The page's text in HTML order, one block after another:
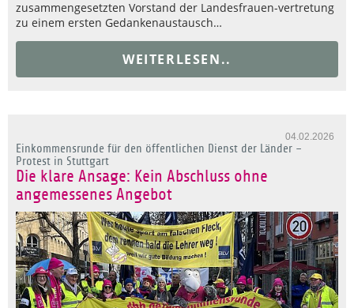
zusammengesetzten Vorstand der Landesfrauen-vertretung
zu einem ersten Gedankenaustausch…
WEITERLESEN..
04.02.2026
Einkommensrunde für den öffentlichen Dienst der Länder –
Protest in Stuttgart
Die klare Ansage: Kein Abschluss ohne
angemessenes Angebot